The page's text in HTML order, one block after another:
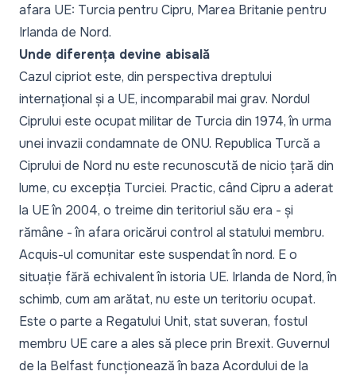
afara UE: Turcia pentru Cipru, Marea Britanie pentru
Irlanda de Nord.
Unde diferența devine abisală
Cazul cipriot este, din perspectiva dreptului
internațional și a UE, incomparabil mai grav. Nordul
Ciprului este ocupat militar de Turcia din 1974, în urma
unei invazii condamnate de ONU. Republica Turcă a
Ciprului de Nord nu este recunoscută de nicio țară din
lume, cu excepția Turciei. Practic, când Cipru a aderat
la UE în 2004, o treime din teritoriul său era - și
rămâne - în afara oricărui control al statului membru.
Acquis-ul comunitar este suspendat în nord. E o
situație fără echivalent în istoria UE. Irlanda de Nord, în
schimb, cum am arătat, nu este un teritoriu ocupat.
Este o parte a Regatului Unit, stat suveran, fostul
membru UE care a ales să plece prin Brexit. Guvernul
de la Belfast funcționează în baza Acordului de la